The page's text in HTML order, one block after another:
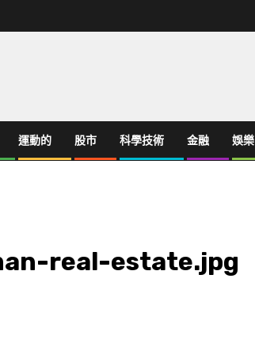
運動的 股市 科學技術 金融 娛樂
real-estate.jpg